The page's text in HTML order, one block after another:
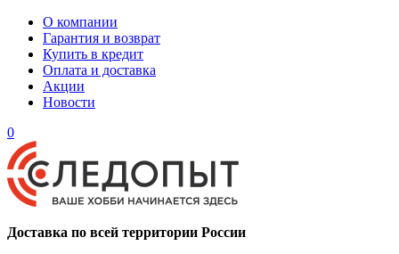
О компании
Гарантия и возврат
Купить в кредит
Оплата и доставка
Акции
Новости
0
Доставка по всей территории России